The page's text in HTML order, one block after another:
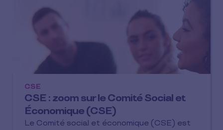
CSE : zoom sur le Comité Social et
Économique (CSE)
CSE
Le Comité social et économique (CSE) est